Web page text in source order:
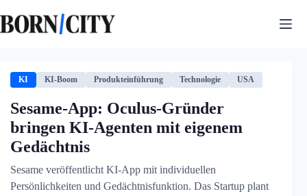
Inhalt
springen
KI KI-Boom Produkteinführung Technologie USA
Sesame-App: Oculus-Gründer
bringen KI-Agenten mit eigenem
Gedächtnis
Sesame veröffentlicht KI-App mit individuellen
Persönlichkeiten und Gedächtnisfunktion. Das Startup plant